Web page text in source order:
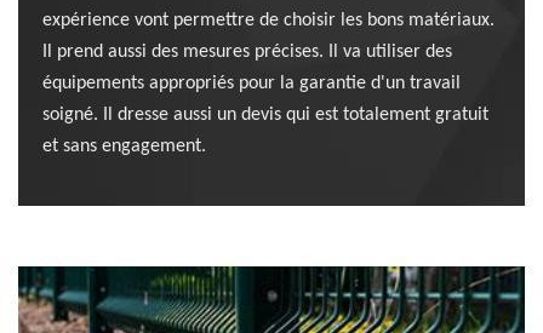
expérience vont permettre de choisir les bons matériaux.
Il prend aussi des mesures précises. Il va utiliser des
équipements appropriés pour la garantie d'un travail
soigné. Il dresse aussi un devis qui est totalement gratuit
et sans engagement.